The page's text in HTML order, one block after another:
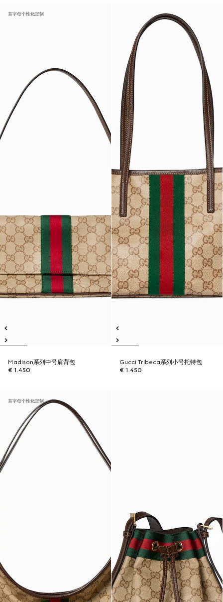
首字母个性化定制
Madison系列中号肩背包
€ 1.450
Gucci Tribeca系列小号托特包
€ 1.450
首字母个性化定制